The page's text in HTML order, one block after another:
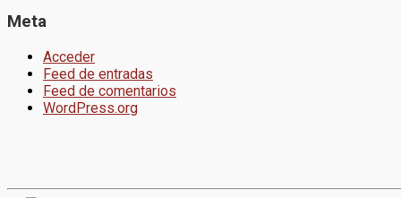
Meta
Acceder
Feed de entradas
Feed de comentarios
WordPress.org